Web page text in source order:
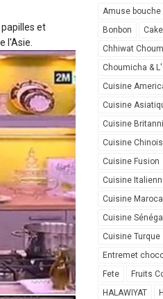
et
l'Asie.
Amuse bouche
Bonbon
Cake
Chhiwat
Choumicha &
Cuisine
Cuisine
Cuisine
Cuisine
Cuisine Fusion
Cuisine
Cuisine
Cuisine
Cuisine Turque
Entremet
Fete
Fruits
HALAWIYAT